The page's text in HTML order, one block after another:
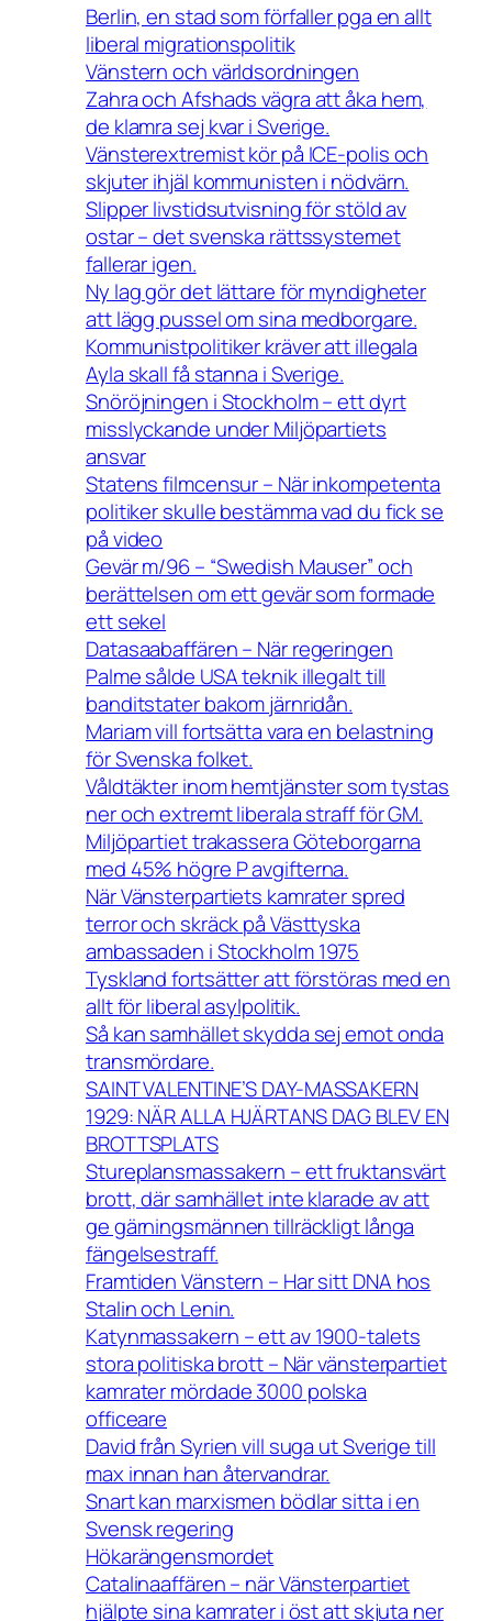
Berlin, en stad som förfaller pga en allt
liberal migrationspolitik
Vänstern och världsordningen
Zahra och Afshads vägra att åka hem,
de klamra sej kvar i Sverige.
Vänsterextremist kör på ICE-polis och
skjuter ihjäl kommunisten i nödvärn.
Slipper livstidsutvisning för stöld av
ostar – det svenska rättssystemet
fallerar igen.
Ny lag gör det lättare för myndigheter
att lägg pussel om sina medborgare.
Kommunistpolitiker kräver att illegala
Ayla skall få stanna i Sverige.
Snöröjningen i Stockholm – ett dyrt
misslyckande under Miljöpartiets
ansvar
Statens filmcensur – När inkompetenta
politiker skulle bestämma vad du fick se
på video
Gevär m/96 – “Swedish Mauser” och
berättelsen om ett gevär som formade
ett sekel
Datasaabaffären – När regeringen
Palme sålde USA teknik illegalt till
banditstater bakom järnridån.
Mariam vill fortsätta vara en belastning
för Svenska folket.
Våldtäkter inom hemtjänster som tystas
ner och extremt liberala straff för GM.
Miljöpartiet trakassera Göteborgarna
med 45% högre P avgifterna.
När Vänsterpartiets kamrater spred
terror och skräck på Västtyska
ambassaden i Stockholm 1975
Tyskland fortsätter att förstöras med en
allt för liberal asylpolitik.
Så kan samhället skydda sej emot onda
transmördare.
SAINT VALENTINE’S DAY-MASSAKERN
1929: NÄR ALLA HJÄRTANS DAG BLEV EN
BROTTSPLATS
Stureplansmassakern – ett fruktansvärt
brott, där samhället inte klarade av att
ge gärningsmännen tillräckligt långa
fängelsestraff.
Framtiden Vänstern – Har sitt DNA hos
Stalin och Lenin.
Katynmassakern – ett av 1900-talets
stora politiska brott – När vänsterpartiet
kamrater mördade 3000 polska
officeare
David från Syrien vill suga ut Sverige till
max innan han återvandrar.
Snart kan marxismen bödlar sitta i en
Svensk regering
Hökarängensmordet
Catalinaaffären – när Vänsterpartiet
hjälpte sina kamrater i öst att skjuta ner